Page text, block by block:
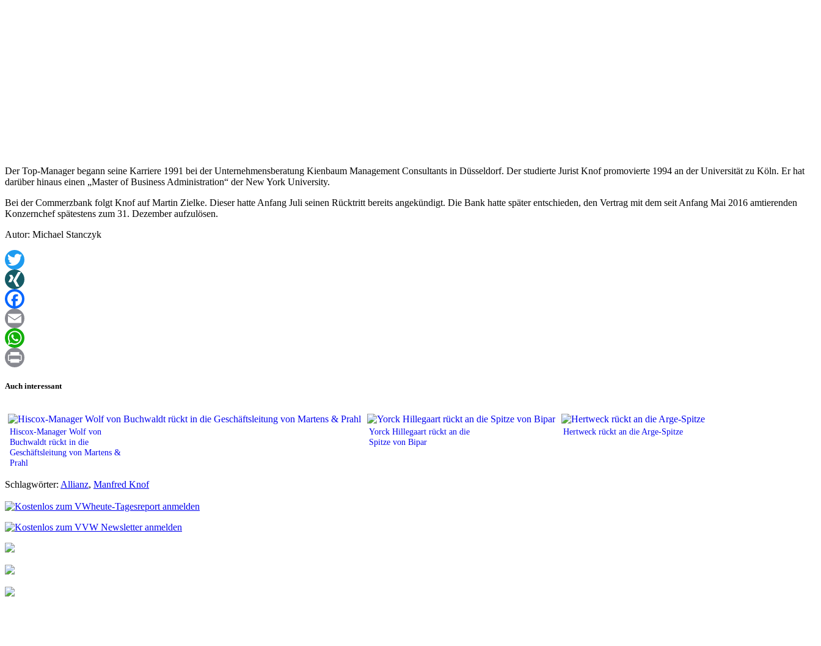
Der Top-Manager begann seine Karriere 1991 bei der Unternehmensberatung Kienbaum Management Consultants in Düsseldorf. Der studierte Jurist Knof promovierte 1994 an der Universität zu Köln. Er hat
darüber hinaus einen „Master of Business Administration“ der New York University.
Bei der Commerzbank folgt Knof auf Martin Zielke. Dieser hatte Anfang Juli seinen Rücktritt bereits angekündigt. Die Bank hatte später entschieden, den Vertrag mit dem seit Anfang Mai 2016 amtierenden
Konzernchef spätestens zum 31. Dezember aufzulösen.
Autor: Michael Stanczyk
Twitter
XING
Facebook
Email
WhatsApp
Auch interessant
Hiscox-Manager Wolf von
Buchwaldt rückt in die
Geschäftsleitung von Martens &
Prahl
Yorck Hillegaart rückt an die
Spitze von Bipar
Hertweck rückt an die Arge-Spitze
Schlagwörter: Allianz, Manfred Knof